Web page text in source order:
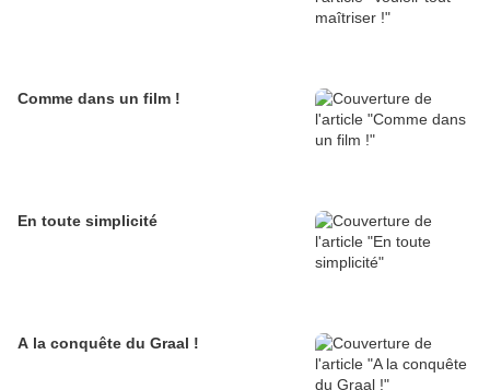
Comme dans un film !
En toute simplicité
A la conquête du Graal !